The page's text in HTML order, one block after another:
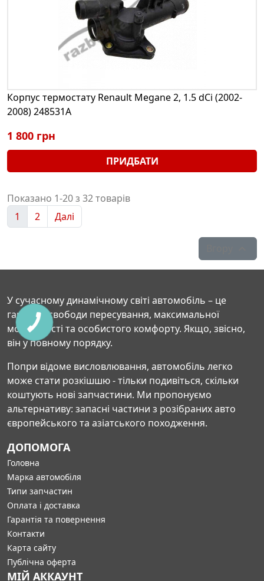
Корпус термостату Renault Megane 2, 1.5 dCi (2002-
2008) 248531A
1 800 грн
ПРИДБАТИ
Показано 1-20 з 32 товарів
1
2 Далі
У сучасному динамічному світі автомобіль – це
гарантія свободи пересування, максимальної
мобільності та особистого комфорту. Якщо, звісно,
він у повному порядку.
Попри відоме висловлювання, автомобіль легко
може стати розкішшю - тільки подивіться, скільки
коштують нові запчастини. Ми пропонуємо
альтернативу: запасні частини з розібраних авто
європейського та азіатського походження.
ДОПОМОГА
Головна
Марка автомобіля
Типи запчастин
Оплата і доставка
Гарантія та повернення
Контакти
Карта сайту
Публічна оферта
МІЙ АККАУНТ